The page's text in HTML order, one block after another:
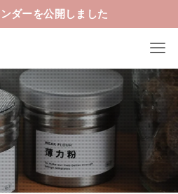
ダーを公開しました